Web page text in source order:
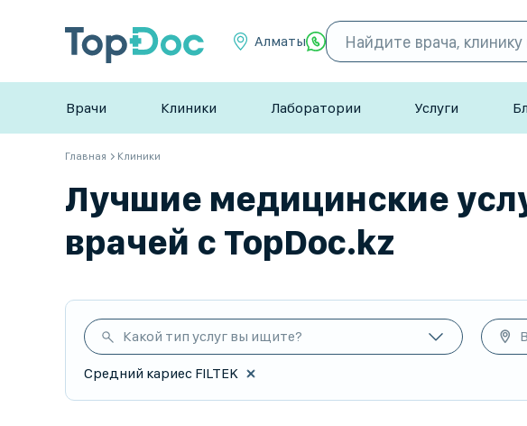
Алматы
Врачи Клиники Лаборатории Услуги
Главная Клиники
Лучшие медицинские
врачей с TopDoc.kz
Какой тип услуг вы ищите?
Средний кариес FILTEK